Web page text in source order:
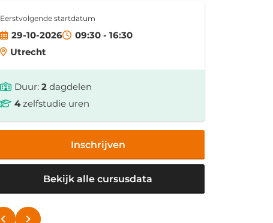
Eerstvolgende startdatum
29-10-2026
09:30 - 16:30
Utrecht
Duur: 2 dagdelen
4zelfstudie uren
Inschrijven
Bekijk alle cursusdata